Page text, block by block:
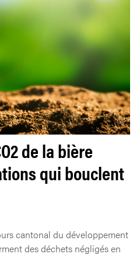
de la bière
qui bouclent
cantonal du développement
des déchets négligés en